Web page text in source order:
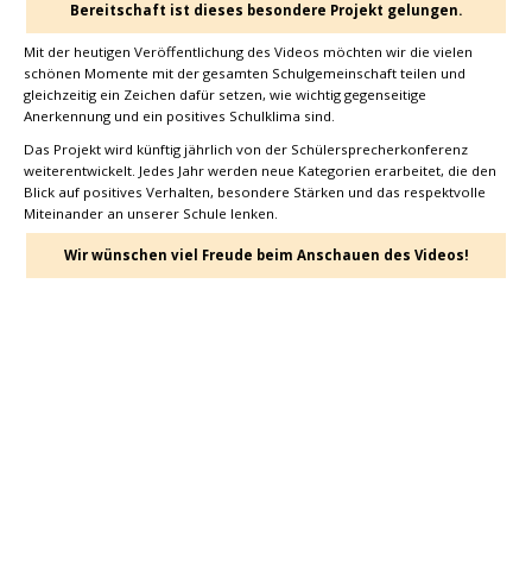
Bereitschaft ist dieses besondere Projekt gelungen.
Mit der heutigen Veröffentlichung des Videos möchten wir die vielen
schönen Momente mit der gesamten Schulgemeinschaft teilen und
gleichzeitig ein Zeichen dafür setzen, wie wichtig gegenseitige
Anerkennung und ein positives Schulklima sind.
Das Projekt wird künftig jährlich von der Schülersprecherkonferenz
weiterentwickelt. Jedes Jahr werden neue Kategorien erarbeitet, die den
Blick auf positives Verhalten, besondere Stärken und das respektvolle
Miteinander an unserer Schule lenken.
Wir wünschen viel Freude beim Anschauen des Videos!